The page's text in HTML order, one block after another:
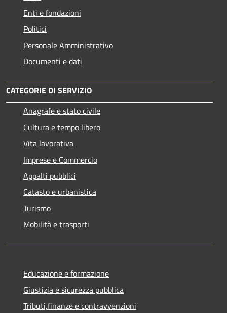
Enti e fondazioni
Politici
Personale Amministrativo
Documenti e dati
CATEGORIE DI SERVIZIO
Anagrafe e stato civile
Cultura e tempo libero
Vita lavorativa
Imprese e Commercio
Appalti pubblici
Catasto e urbanistica
Turismo
Mobilità e trasporti
Educazione e formazione
Giustizia e sicurezza pubblica
Tributi,finanze e contravvenzioni